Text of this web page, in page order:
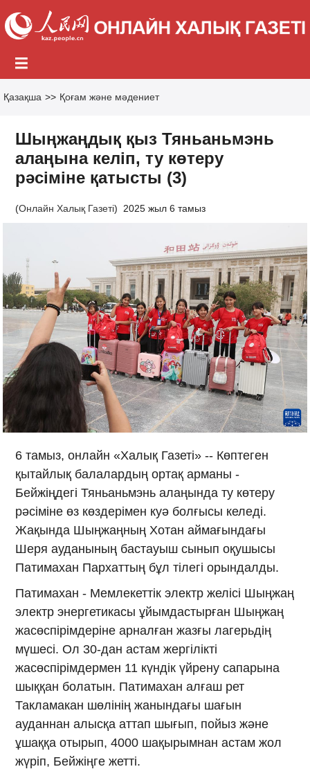
Қазақша >> Қоғам және мәдениет
Шыңжаңдық қыз Тяньаньмэнь
алаңына келіп, ту көтеру
рәсіміне қатысты (3)
(Онлайн Халық Газеті) 2025 жыл 6 тамыз
6 тамыз, онлайн «Халық Газеті» -- Көптеген
қытайлық балалардың ортақ арманы -
Бейжіңдегі Тяньаньмэнь алаңында ту көтеру
рәсіміне өз көздерімен куә болғысы келеді.
Жақында Шыңжаңның Хотан аймағындағы
Шеря ауданының бастауыш сынып оқушысы
Патимахан Пархаттың бұл тілегі орындалды.
Патимахан - Мемлекеттік электр желісі Шыңжаң
электр энергетикасы ұйымдастырған Шыңжаң
жасөспірімдеріне арналған жазғы лагерьдің
мүшесі. Ол 30-дан астам жергілікті
жасөспірімдермен 11 күндік үйрену сапарына
шыққан болатын. Патимахан алғаш рет
Такламакан шөлінің жанындағы шағын
ауданнан алысқа аттап шығып, пойыз және
ұшаққа отырып, 4000 шақырымнан астам жол
жүріп, Бейжіңге жетті.